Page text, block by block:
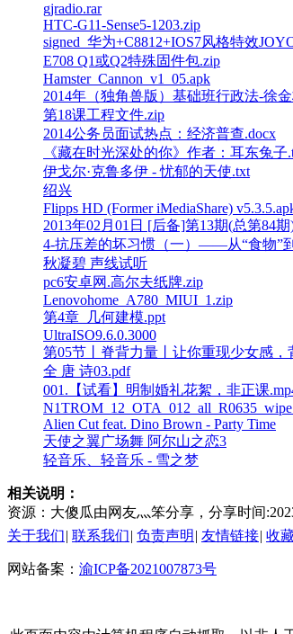
gjradio.rar
HTC-G11-Sense5-1203.zip
signed_华为+C8812+IOS7风格特效
E708 Q1或Q2特殊固件包.zip
Hamster_Cannon_v1_05.apk
2014年（独角兽版）基础班行政法-徐
第18课工程文件.zip
2014公务员面试热点：经济普查.docx
《藏在时光深处的你》作者：耳东兔子
伊戈尔·克鲁多伊 - 忧郁的天使.txt
绍兴
Flipps HD (Former iMediaShare)
2013年02月01日 [后备]第13期(总第84期
4-抗压差的坏习惯（一）——从“食物”到
秋凝碧 声线试听
pc6安卓网.高尔夫纸牌.zip
Lenovohome_A780_MIUI_1.zip
第4章_几何建模.ppt
UltraISO9.6.0.3000
第05节丨脊背力量丨让你重现少女感，
全 唐 诗03.pdf
001.【试看】明制婚礼花絮，非正课
Alien Cut feat. Dino Brown - Party Time
天使之翼广场舞 阿尔山之恋3
轻音乐、轻音乐 - 雪之梦
相关说明：
资源：大傻瓜由网友灬笨分享，分享时间
关于我们| 联系我们| 负责声明 | 友情链接| 收
网站备案： 渝ICP备2021007873号